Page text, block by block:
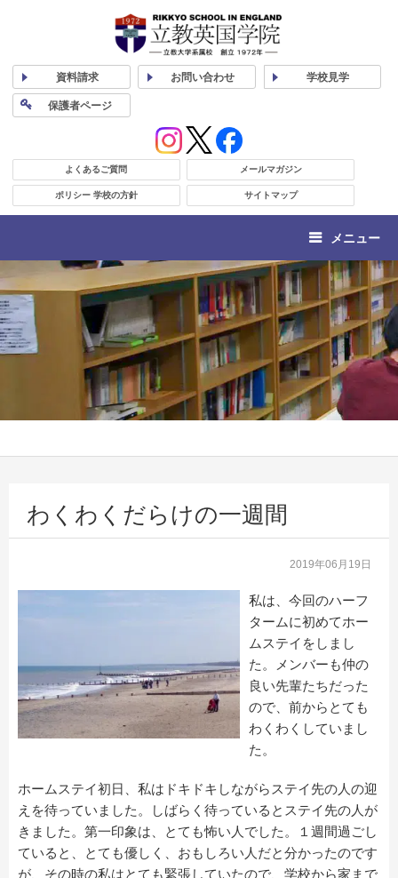
資料請求 お問い合わせ 学校見学
保護者ページ
よくあるご質問 メールマガジン
ポリシー 学校の方針 サイトマップ
メニュー
わくわくだらけの一週間
2019年06月19日
私は、今回のハーフ
タームに初めてホー
ムステイをしまし
た。メンバーも仲の
良い先輩たちだった
ので、前からとても
わくわくしていまし
た。
ホームステイ初日、私はドキドキしながらステイ先の人の迎
えを待っていました。しばらく待っているとステイ先の人が
きました。第一印象は、とても怖い人でした。１週間過ごし
ていると、とても優しく、おもしろい人だと分かったのです
が、その時の私はとても緊張していたので、学校から家まで